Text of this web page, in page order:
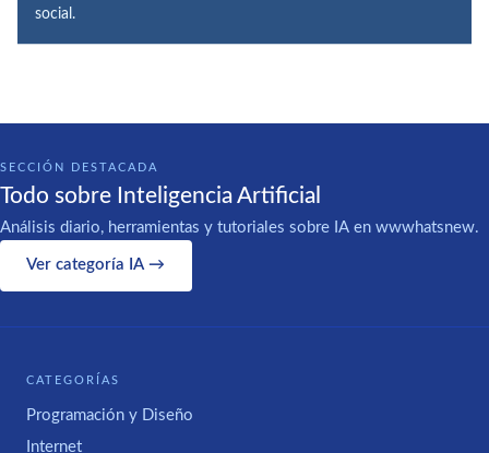
social.
SECCIÓN DESTACADA
Todo sobre Inteligencia Artificial
Análisis diario, herramientas y tutoriales sobre IA en wwwhatsnew.
Ver categoría IA →
CATEGORÍAS
Programación y Diseño
Internet